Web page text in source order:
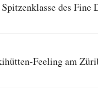
des Fine
Feeling am